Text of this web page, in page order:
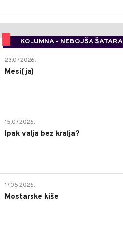
KOLUMNA - NEBOJŠA ŠATARA
23.07.2026.
Mesi(ja)
15.07.2026.
Ipak valja bez kralja?
17.05.2026.
Mostarske kiše